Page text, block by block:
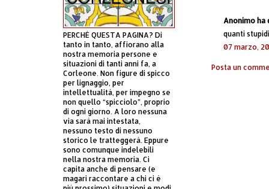
Anonimo ha
quanti
07 marzo,
Posta un
PERCHÈ QUESTA PAGINA? Di
tanto in tanto, affiorano alla
nostra memoria persone e
situazioni di tanti anni fa, a
Corleone. Non figure di spicco
per lignaggio, per
intellettualità, per impegno se
non quello “spicciolo”, proprio
di ogni giorno. A loro nessuna
via sarà mai intestata,
nessuno testo di nessuno
storico le tratteggerà. Eppure
sono comunque indelebili
nella nostra memoria. Ci
capita anche di pensare (e
magari raccontare a chi ci è